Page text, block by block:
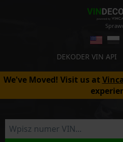
DEKODER VIN API
We've Moved! Visit us at